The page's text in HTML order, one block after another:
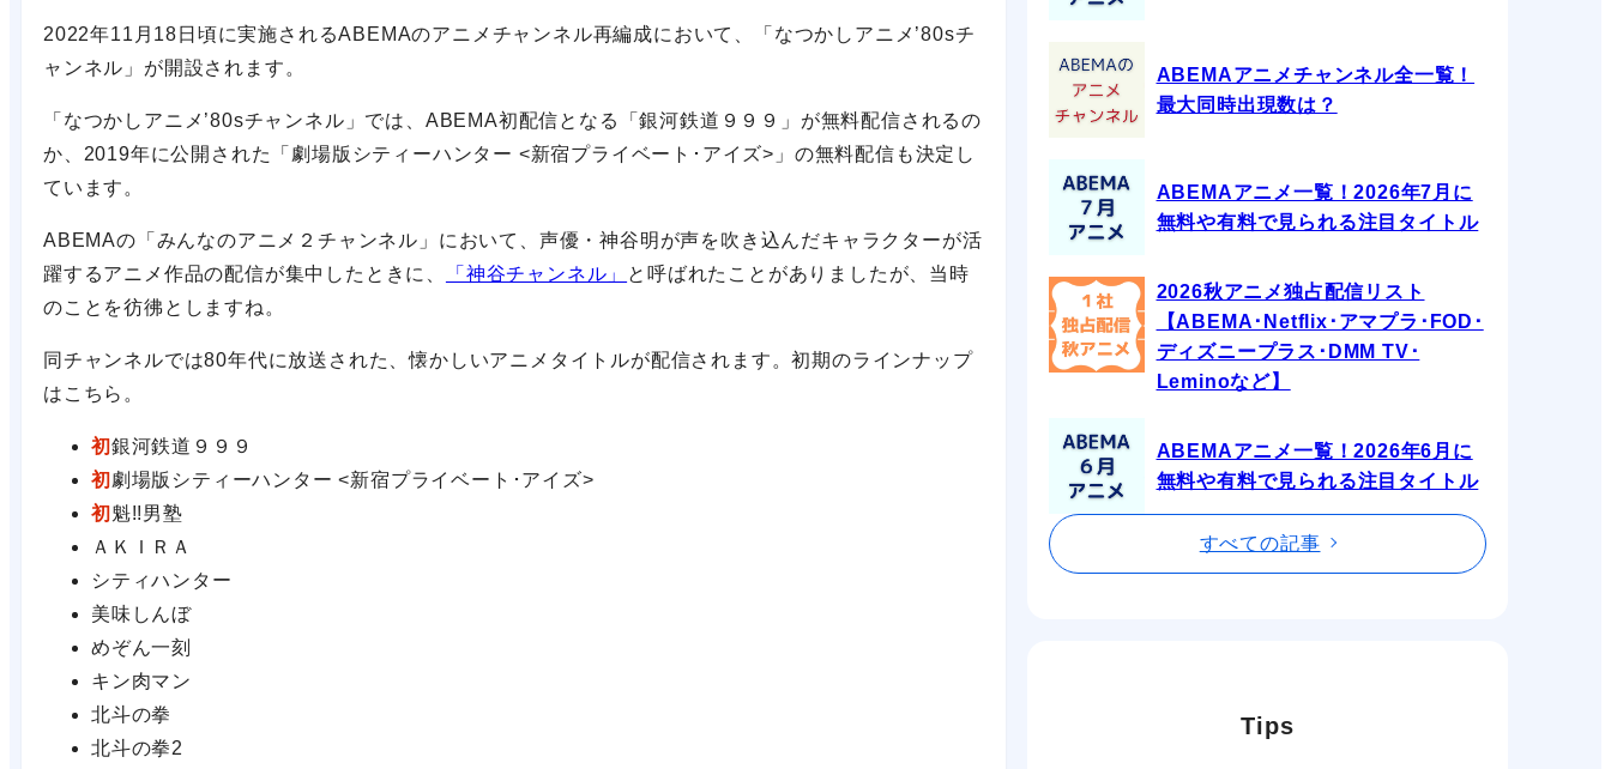
2022年11月18日頃に実施されるABEMAのアニメチャンネル再編成において、「なつかしアニメ’80sチ
ャンネル」が開設されます。
「なつかしアニメ’80sチャンネル」では、ABEMA初配信となる「銀河鉄道９９９」が無料配信されるの
か、2019年に公開された「劇場版シティーハンター <新宿プライベート･アイズ>」の無料配信も決定し
ています。
ABEMAの「みんなのアニメ２チャンネル」において、声優・神谷明が声を吹き込んだキャラクターが活
躍するアニメ作品の配信が集中したときに、
「神谷チャンネル」
と呼ばれたことがありましたが、当時
のことを彷彿としますね。
同チャンネルでは80年代に放送された、懐かしいアニメタイトルが配信されます。初期のラインナップ
はこちら。
初銀河鉄道９９９
初 劇場版シティーハンター <新宿プライベート･アイズ>
初 魁!!男塾
ＡＫＩＲＡ
シティハンター
美味しんぼ
めぞん一刻
キン肉マン
北斗の拳
北斗の拳2
ABEMAアニメチャンネル全一覧！
最大同時出現数は？
ABEMAアニメ一覧！2026年7月に
無料や有料で見られる注目タイトル
2026秋アニメ独占配信リスト
【ABEMA･Netflix･アマプラ･FOD･
ディズニープラス･DMM TV･
Leminoなど】
ABEMAアニメ一覧！2026年6月に
無料や有料で見られる注目タイトル
すべての記事
Tips